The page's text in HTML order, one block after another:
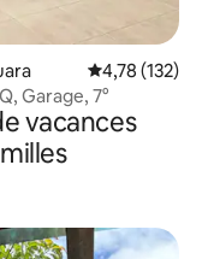
Évaluation
4,78 (132)
Garage, 7°
vacances